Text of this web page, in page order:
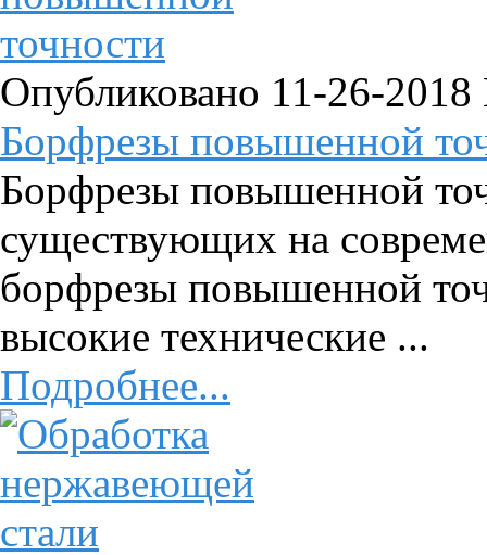
Опубликовано 11-26-2018
Борфрезы повышенной
Борфрезы повышенной
существующих на
борфрезы повышенной
высокие технические ...
Подробнее...